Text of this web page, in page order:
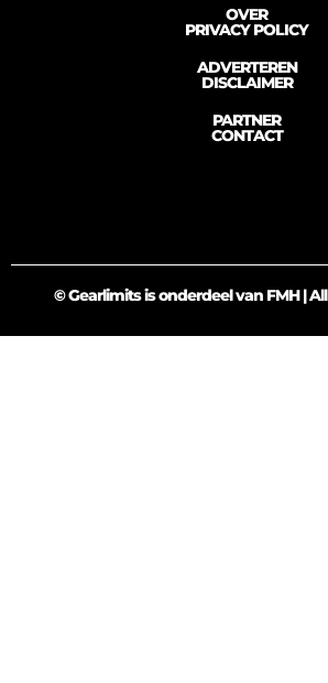
OVER
PRIVACY POLICY
ADVERTEREN
DISCLAIMER
PARTNER
CONTACT
© Gearlimits is onderdeel van FMH |